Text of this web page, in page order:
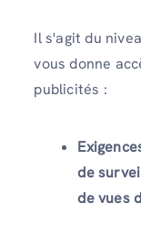
Il s'agit du
vous donne
publicités :
de
de vues